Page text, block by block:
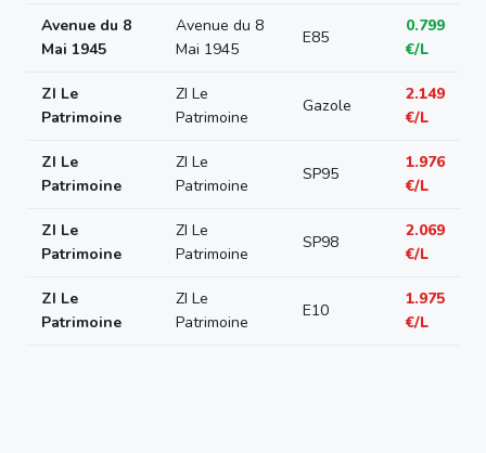
Avenue du 8
Mai 1945
Avenue du 8
Mai 1945
E85
0.799
€/L
ZI Le
Patrimoine
ZI Le
Patrimoine
Gazole
2.149
€/L
ZI Le
Patrimoine
ZI Le
Patrimoine
SP95
1.976
€/L
ZI Le
Patrimoine
ZI Le
Patrimoine
SP98
2.069
€/L
ZI Le
Patrimoine
ZI Le
Patrimoine
E10
1.975
€/L